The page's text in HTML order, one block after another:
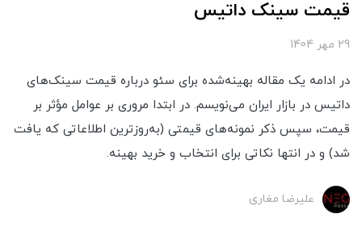
قیمت سینک داتیس
29 مهر 1404
در ادامه یک مقاله بهینه‌شده برای سئو درباره قیمت سینک‌های
داتیس در بازار ایران می‌نویسم. در ابتدا مروری بر عوامل مؤثر بر
قیمت، سپس ذکر نمونه‌های قیمتی (به‌روزترین اطلاعاتی که یافت
شد) و در انتها نکاتی برای انتخاب و خرید بهینه.
علیرضا مغاری